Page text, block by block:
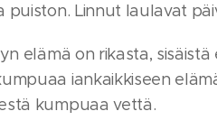
puiston. Linnut laulavat
elämä on rikasta,
iankaikkiseen
kumpuaa vettä.